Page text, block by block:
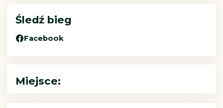
Śledź bieg
Facebook
Miejsce: